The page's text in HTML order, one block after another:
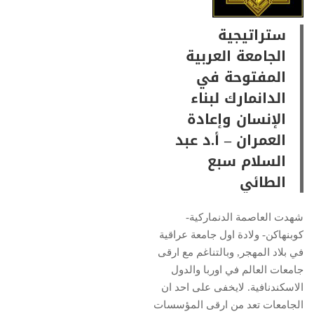
ستراتيجية
الجامعة العربية
المفتوحة في
الدانمارك لبناء
الإنسان وإعادة
العمران – أ.د عبد
السلام سبع
الطائي
شهدت العاصمة الدنماركية-
كوبنهاكن- ولادة اول جامعة عراقية
في بلاد المهجر, وبالتناغم مع ارقى
جامعات العالم في اوربا والدول
الاسكندنافية. لايخفى على احد ان
الجامعات تعد من ارقى المؤسسات